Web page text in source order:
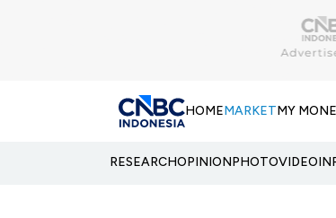
HOMEMARKETMY
RESEARCHOPINIONPHOTOVIDEO